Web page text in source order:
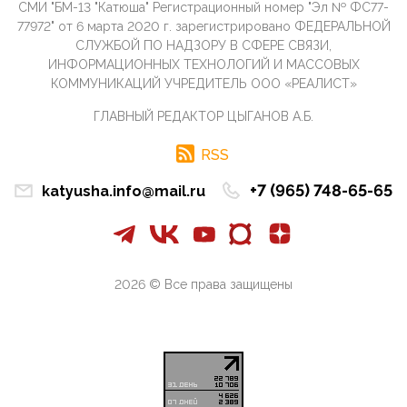
09:40, 10 Апреля 2026
Честно говоря, ситуация с продвижением через
российские крупнейшие СМИ персоны Эррола
Маска (отца Ил...
Те, кто стоят за массовым завозом в Россию
Благодаря знакомым, стали известны подробности
захватил "малое небо" на украинском ТВД.
В Национальной системе платежных карт (НСПК)
заботливо уточниили, что ИНН при переводах по
СМИ "БМ-13 "Катюша" Регистрационный номер "Эл № ФС77-
77972" от 6 марта 2020 г. зарегистрировано ФЕДЕРАЛЬНОЙ
СЛУЖБОЙ ПО НАДЗОРУ В СФЕРЕ СВЯЗИ,
ИНФОРМАЦИОННЫХ ТЕХНОЛОГИЙ И МАССОВЫХ
КОММУНИКАЦИЙ УЧРЕДИТЕЛЬ ООО «РЕАЛИСТ»
ГЛАВНЫЙ РЕДАКТОР ЦЫГАНОВ А.Б.
RSS
katyusha.info@mail.ru +7 (965) 748-65-65
2026 © Все права защищены